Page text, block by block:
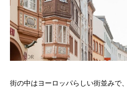
街の中はヨーロッパらしい街並みで